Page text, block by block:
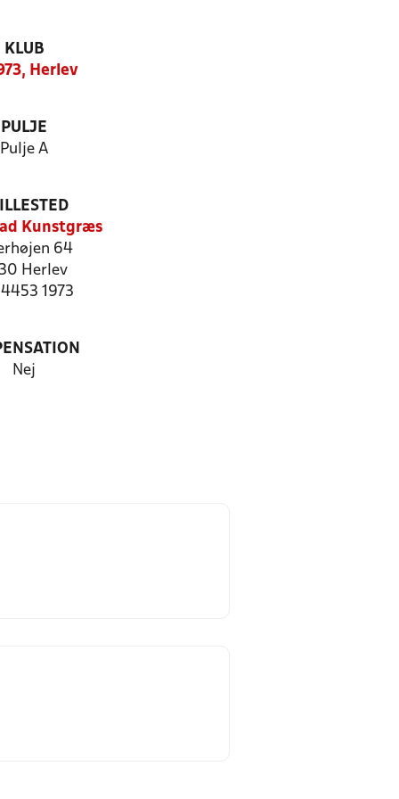
KLUB
Herlev
PULJE
Pulje A
Kunstgræs
64
Herlev
4453 1973
Nej